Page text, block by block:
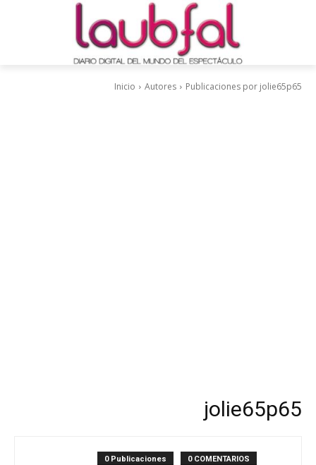
Inicio Autores Publicaciones por jolie65p65
jolie65p65
0 Publicaciones 0 COMENTARIOS